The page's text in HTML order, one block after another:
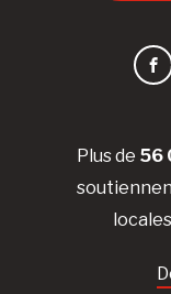
Plus de 56